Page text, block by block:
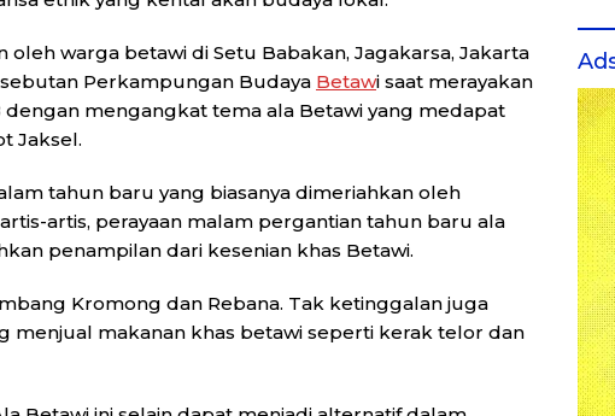
warga betawi di Setu Babakan, Jagakarsa, Jakarta
Perkampungan Budaya Betawi saat merayakan
mengangkat tema ala Betawi yang medapat
Jaksel.
tahun baru yang biasanya dimeriahkan oleh
artis, perayaan malam pergantian tahun baru ala
penampilan dari kesenian khas Betawi.
Kromong dan Rebana. Tak ketinggalan juga
menjual makanan khas betawi seperti kerak telor dan